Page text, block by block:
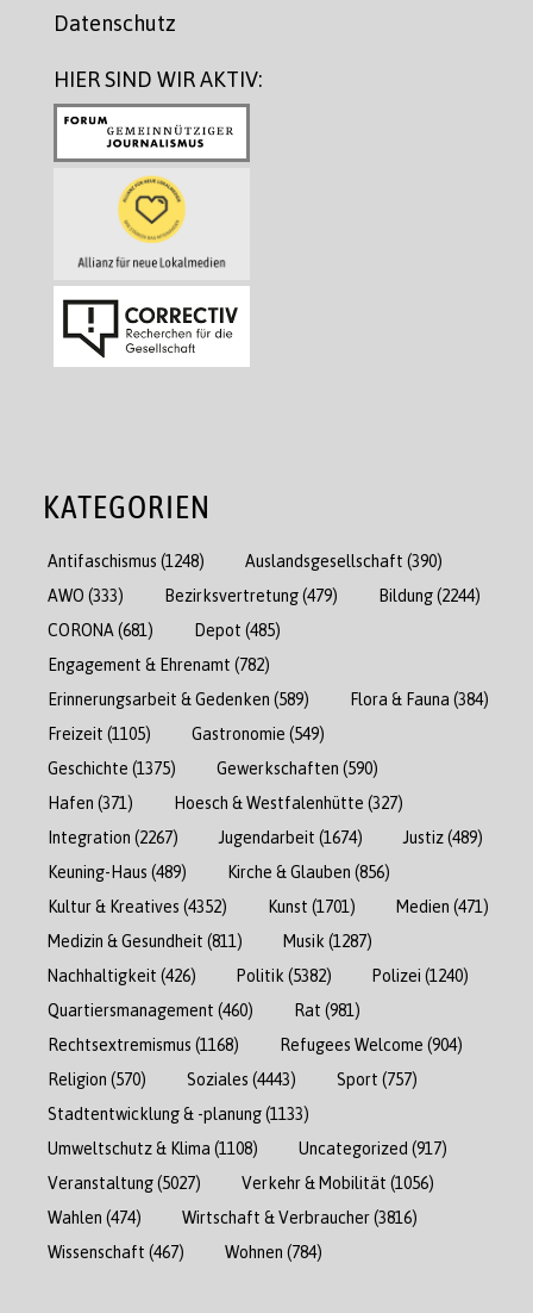
Datenschutz
HIER SIND WIR AKTIV:
KATEGORIEN
Antifaschismus (1248) Auslandsgesellschaft (390)
AWO (333) Bezirksvertretung(479) Bildung(2244)
CORONA (681) Depot (485)
Engagement & Ehrenamt (782)
Erinnerungsarbeit & Gedenken (589) Flora & Fauna (384)
Freizeit (1105) Gastronomie (549)
Geschichte (1375) Gewerkschaften (590)
Hafen (371) Hoesch & Westfalenhütte (327)
Integration (2267) Jugendarbeit (1674) Justiz(489)
Keuning-Haus (489) Kirche & Glauben (856)
Kultur & Kreatives (4352) Kunst (1701) Medien (471)
Medizin & Gesundheit (811) Musik (1287)
Nachhaltigkeit (426) Politik (5382) Polizei (1240)
Quartiersmanagement (460) Rat (981)
Rechtsextremismus (1168) Refugees Welcome (904)
Religion (570) Soziales (4443) Sport (757)
Stadtentwicklung & -planung(1133)
Umweltschutz & Klima (1108) Uncategorized (917)
Veranstaltung(5027) Verkehr & Mobilität (1056)
Wahlen (474) Wirtschaft & Verbraucher(3816)
Wissenschaft (467) Wohnen (784)